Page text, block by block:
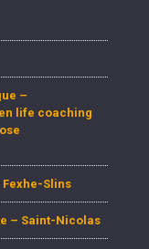
–
life coaching
Slins
– Saint-Nicolas